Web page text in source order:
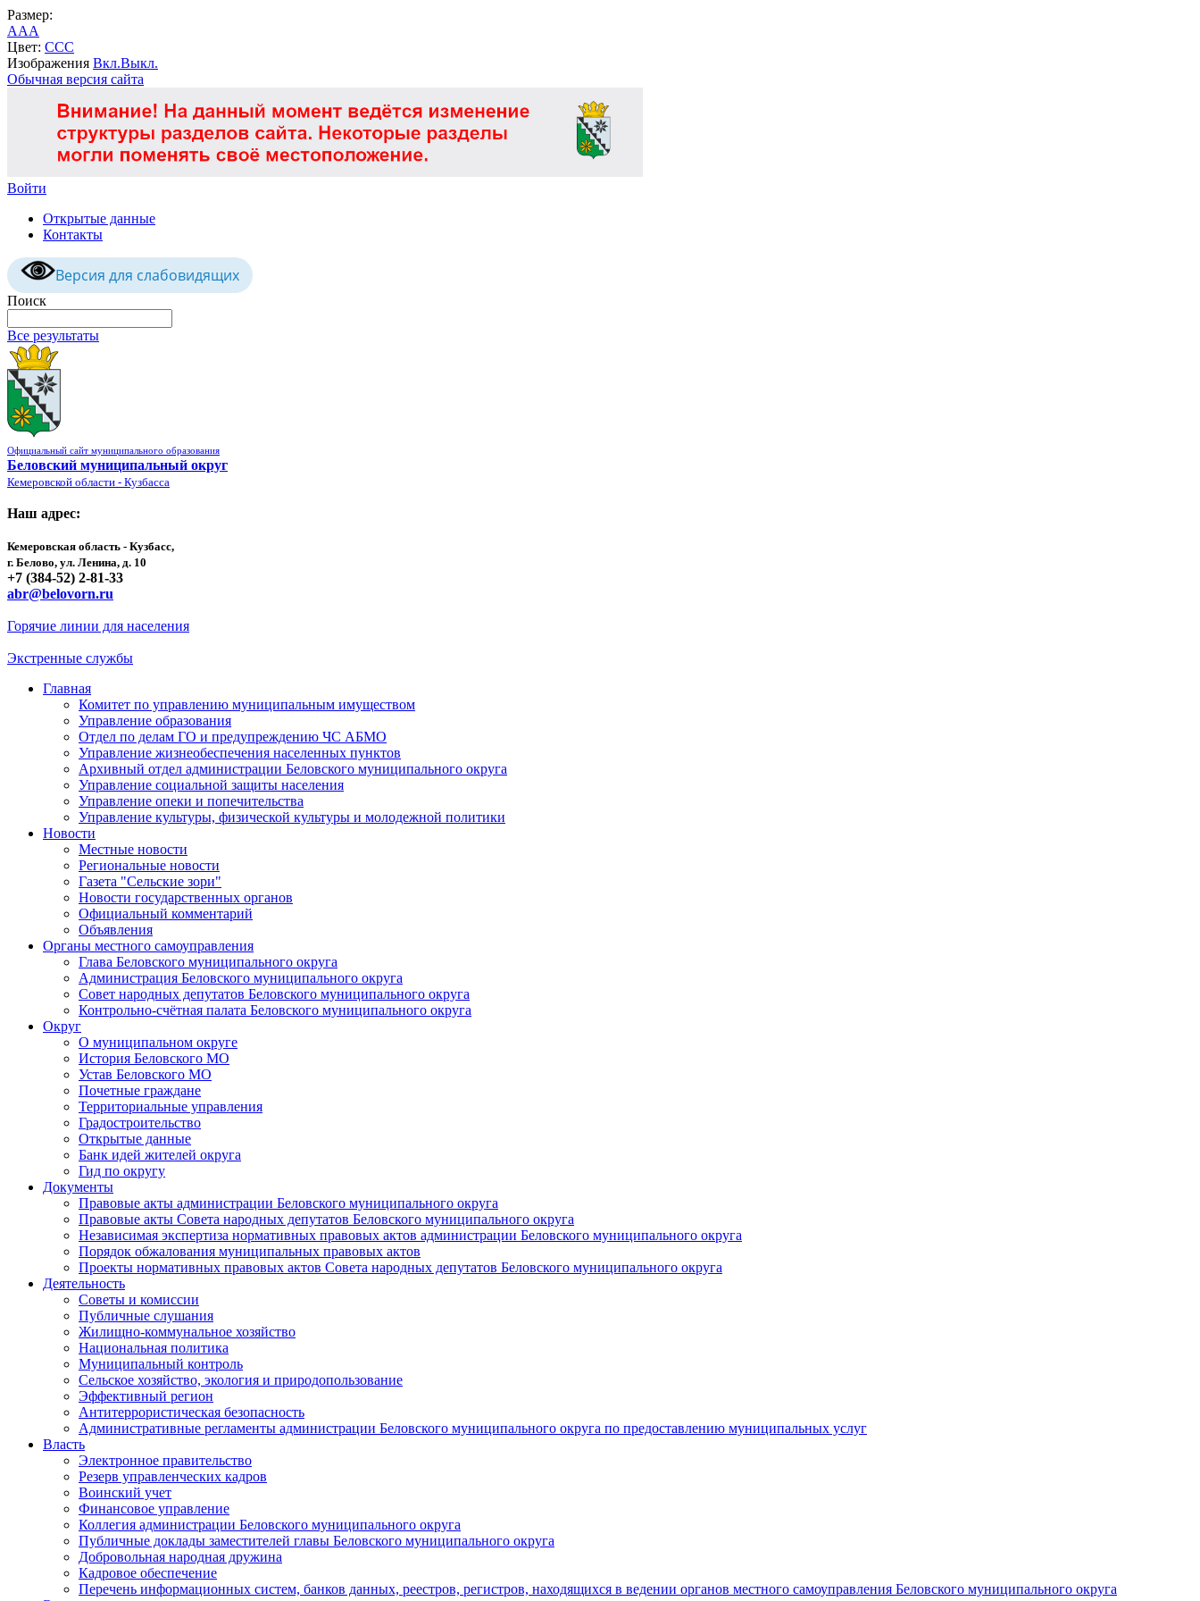
Размер:
AAA
Цвет: CCC
Изображения Вкл.Выкл.
Обычная версия сайта
Войти
Открытые данные
Контакты
Версия для слабовидящих
Поиск
Все результаты
Официальный сайт муниципального образования
Беловский муниципальный округ
Кемеровской области - Кузбасса
Наш адрес:
Кемеровская область - Кузбасс,
г. Белово, ул. Ленина, д. 10
+7 (384-52) 2-81-33
abr@belovorn.ru
Горячие линии для населения
Экстренные службы
Главная
Комитет по управлению муниципальным имуществом
Управление образования
Отдел по делам ГО и предупреждению ЧС АБМО
Управление жизнеобеспечения населенных пунктов
Архивный отдел администрации Беловского муниципального округа
Управление социальной защиты населения
Управление опеки и попечительства
Управление культуры, физической культуры и молодежной политики
Новости
Местные новости
Региональные новости
Газета "Сельские зори"
Новости государственных органов
Официальный комментарий
Объявления
Органы местного самоуправления
Глава Беловского муниципального округа
Администрация Беловского муниципального округа
Совет народных депутатов Беловского муниципального округа
Контрольно-счётная палата Беловского муниципального округа
Округ
О муниципальном округе
История Беловского МО
Устав Беловского МО
Почетные граждане
Территориальные управления
Градостроительство
Открытые данные
Банк идей жителей округа
Гид по округу
Документы
Правовые акты администрации Беловского муниципального округа
Правовые акты Совета народных депутатов Беловского муниципального округа
Независимая экспертиза нормативных правовых актов администрации Беловского муниципального округа
Порядок обжалования муниципальных правовых актов
Проекты нормативных правовых актов Совета народных депутатов Беловского муниципального округа
Деятельность
Советы и комиссии
Публичные слушания
Жилищно-коммунальное хозяйство
Национальная политика
Муниципальный контроль
Сельское хозяйство, экология и природопользование
Эффективный регион
Антитеррористическая безопасность
Административные регламенты администрации Беловского муниципального округа по предоставлению муниципальных услуг
Власть
Электронное правительство
Резерв управленческих кадров
Воинский учет
Финансовое управление
Коллегия администрации Беловского муниципального округа
Публичные доклады заместителей главы Беловского муниципального округа
Добровольная народная дружина
Кадровое обеспечение
Перечень информационных систем, банков данных, реестров, регистров, находящихся в ведении органов местного самоуправления Беловского муниципального округа